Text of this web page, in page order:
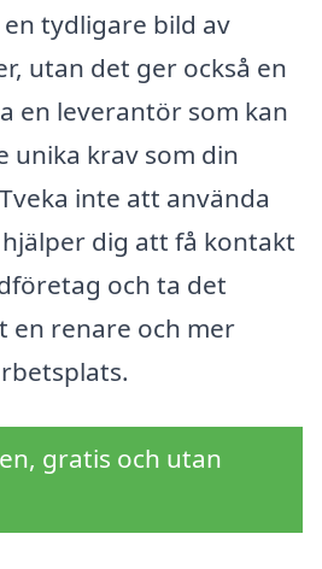
tydligare bild av
utan det ger också en
en leverantör som kan
unika krav som din
inte att använda
dig att få kontakt
och ta det
en renare och mer
gratis och utan